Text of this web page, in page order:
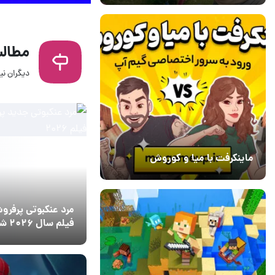
ماینکرفت با میا و کوروش
7
30 دی 1403
دیگران
مرد عنکبوتی
فیلم سال ۲۰۲۶ شد